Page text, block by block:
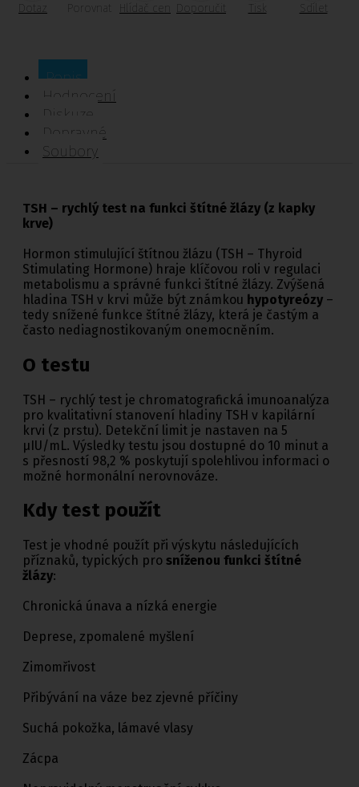
Dotaz Porovnat Doporučit Tisk Sdílet
Popis
Hodnocení
Diskuze
Dopravné
Soubory
TSH – rychlý test na funkci štítné žlázy (z kapky
krve)
Hormon stimulující štítnou žlázu (TSH – Thyroid
Stimulating Hormone) hraje klíčovou roli v regulaci
metabolismu a správné funkci štítné žlázy. Zvýšená
hladina TSH v krvi může být známkou hypotyreózy –
tedy snížené funkce štítné žlázy, která je častým a
často nediagnostikovaným onemocněním.
O testu
TSH – rychlý test je chromatografická imunoanalýza
pro kvalitativní stanovení hladiny TSH v kapilární
krvi (z prstu). Detekční limit je nastaven na 5
μIU/mL. Výsledky testu jsou dostupné do 10 minut a
s přesností 98,2 % poskytují spolehlivou informaci o
možné hormonální nerovnováze.
Kdy test použít
Test je vhodné použít při výskytu následujících
příznaků, typických pro sníženou funkci štítné
žlázy:
Chronická únava a nízká energie
Deprese, zpomalené myšlení
Zimomřivost
Přibývání na váze bez zjevné příčiny
Suchá pokožka, lámavé vlasy
Zácpa